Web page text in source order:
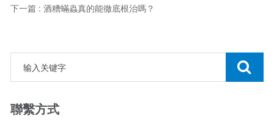
下一篇 : 酒糟蟎蟲真的能徹底根治嗎？
聯繫方式